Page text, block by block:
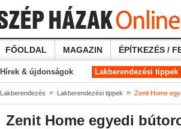
FŐOLDAL MAGAZIN ÉPÍTKEZÉS /
Hírek & újdonságok Lakberendezési tippek
Lakberendezés » Lakberendezési tippek » Zenit Home
Zenit Home egyedi